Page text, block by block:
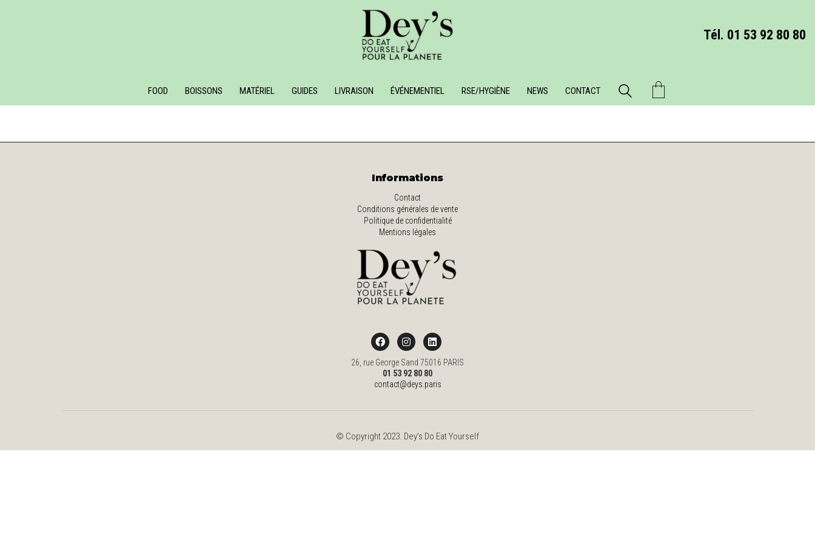
Tél. 01 53 92 80 80
FOOD BOISSONS MATÉRIEL GUIDES LIVRAISON ÉVÉNEMENTIEL RSE/HYGIÈNE NEWS CONTACT
Informations
Contact
Conditions générales de vente
Politique de confidentialité
Mentions légales
26, rue George Sand 75016 PARIS
01 53 92 80 80
contact@deys.paris
© Copyright 2023. Dey's Do Eat Yourself